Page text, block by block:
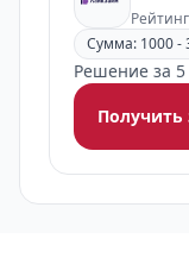
Сумма: 1000 -
Решение за
Получить